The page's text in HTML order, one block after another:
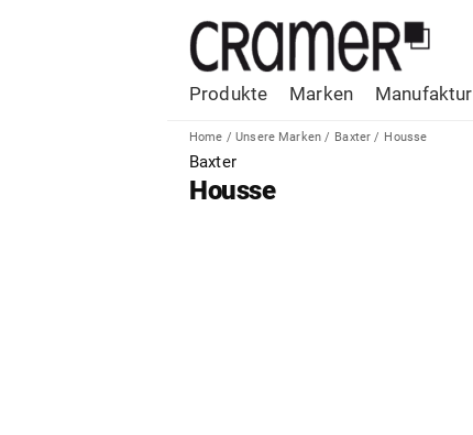
Produkte Marken Manufaktur
Home / Unsere Marken / Baxter / Housse
Baxter
Housse